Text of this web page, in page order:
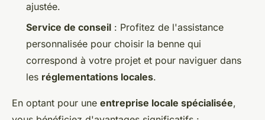
ajustée.
Service de conseil : Profitez de l'assistance
personnalisée pour choisir la benne qui
correspond à votre projet et pour naviguer dans
les réglementations locales.
En optant pour une entreprise locale spécialisée,